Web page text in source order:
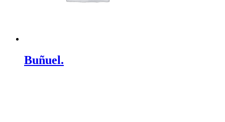
Buñuel.